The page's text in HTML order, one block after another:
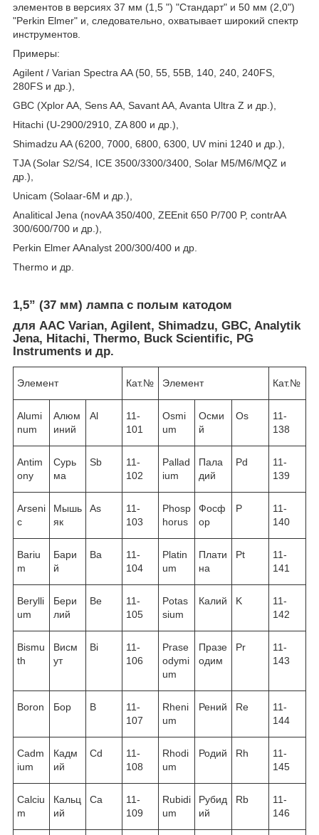
элементов в версиях 37 мм (1,5 ") "Стандарт" и 50 мм (2,0")
"Perkin Elmer" и, следовательно, охватывает широкий спектр
инструментов.
Примеры:
Agilent / Varian Spectra AA (50, 55, 55B, 140, 240, 240FS,
280FS и др.),
GBC (Xplor AA, Sens AA, Savant AA, Avanta Ultra Z и др.),
Hitachi (U-2900/2910, ZA 800 и др.),
Shimadzu AA (6200, 7000, 6800, 6300, UV mini 1240 и др.),
TJA (Solar S2/S4, ICE 3500/3300/3400, Solar M5/M6/MQZ и
др.),
Unicam (Solaar-6М и др.),
Analitical Jena (novAA 350/400, ZEEnit 650 P/700 P, contrAA
300/600/700 и др.),
Perkin Elmer AAnalyst 200/300/400 и др.
Thermo и др.
1,5” (37 мм) лампа с полым катодом
для ААС Varian, Agilent, Shimadzu, GBC, Analytik
Jena, Hitachi, Thermo, Buck Scientific, PG
Instruments и др.
Элемент Кат.№ Элемент Кат.№
Alumi
num
Алюм
иний
Al
11-
101
Osmi
um
Осми
й
Os
11-
138
Antim
ony
Сурь
ма
Sb
11-
102
Pallad
ium
Пала
дий
Pd
11-
139
Arseni
c
Мышь
як
As
11-
103
Phosp
horus
Фосф
ор
P
11-
140
Bariu
m
Бари
й
Ba
11-
104
Platin
um
Плати
на
Pt
11-
141
Berylli
um
Бери
лий
Be
11-
105
Potas
sium
Калий K
11-
142
Bismu
th
Висм
ут
Bi
11-
106
Prase
odymi
um
Празе
одим
Pr
11-
143
Boron Бор B
11-
107
Rheni
um
Рений Re
11-
144
Cadm
ium
Кадм
ий
Cd
11-
108
Rhodi
um
Родий Rh
11-
145
Calciu
m
Кальц
ий
Ca
11-
109
Rubidi
um
Рубид
ий
Rb
11-
146